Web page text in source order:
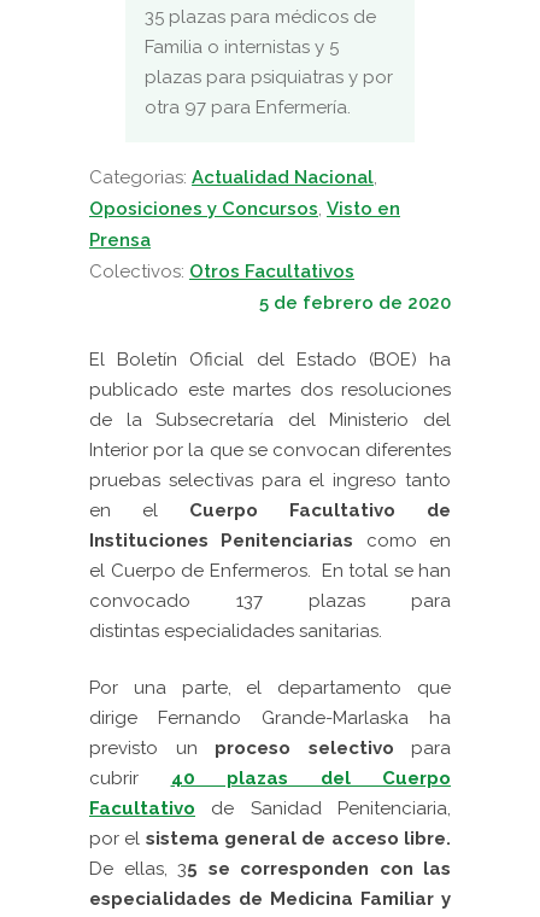
35 plazas para médicos de
Familia o internistas y 5
plazas para psiquiatras y por
otra 97 para Enfermería.
Categorias: Actualidad Nacional,
Oposiciones y Concursos, Visto en
Prensa
Colectivos: Otros Facultativos
5 de febrero de 2020
El Boletín Oficial del Estado (BOE) ha
publicado este martes dos resoluciones
de la Subsecretaría del Ministerio del
Interior por la que se convocan diferentes
pruebas selectivas para el ingreso tanto
en el Cuerpo Facultativo de
Instituciones Penitenciarias
como en
el Cuerpo de Enfermeros.
En total se han
convocado 137 plazas para
distintas especialidades sanitarias.
Por una parte, el departamento que
dirige Fernando Grande-Marlaska ha
previsto un proceso selectivo para
cubrir 40 plazas del Cuerpo
Facultativo de Sanidad Penitenciaria,
por el sistema general de acceso libre.
De ellas, 35 se corresponden con las
especialidades de Medicina Familiar y